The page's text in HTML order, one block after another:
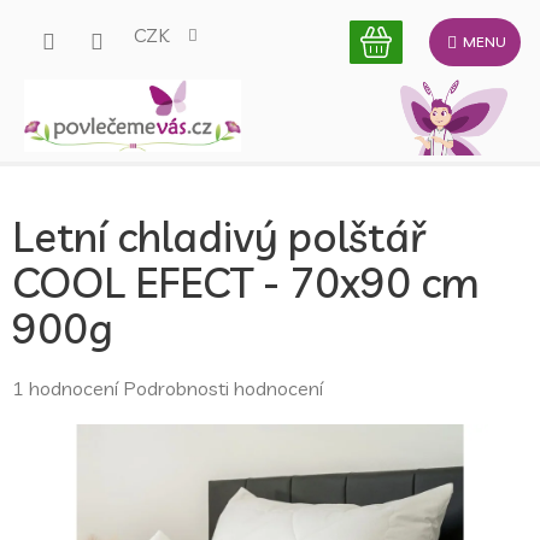
CZK
Letní chladivý polštář
COOL EFECT - 70x90 cm
900g
Průměrné
1 hodnocení Podrobnosti hodnocení